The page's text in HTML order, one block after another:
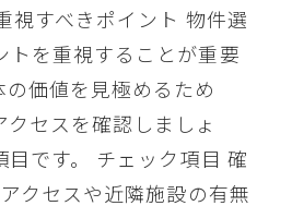
視すべきポイント 物件選
トを重視することが重要
価値を見極めるため
セスを確認しましょ
目です。 チェック項目 確
クセスや近隣施設の有無